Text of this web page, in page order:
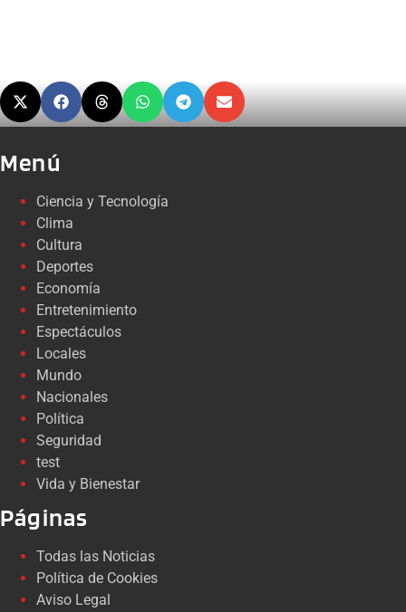
Menú
Ciencia y Tecnología
Clima
Cultura
Deportes
Economía
Entretenimiento
Espectáculos
Locales
Mundo
Nacionales
Política
Seguridad
test
Vida y Bienestar
Páginas
Todas las Noticias
Política de Cookies
Aviso Legal